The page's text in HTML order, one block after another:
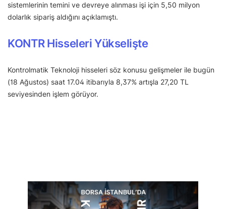
sistemlerinin temini ve devreye alınması işi için 5,50 milyon
dolarlık sipariş aldığını açıklamıştı.
KONTR Hisseleri Yükselişte
Kontrolmatik Teknoloji hisseleri söz konusu gelişmeler ile bugün
(18 Ağustos) saat 17.04 itibarıyla 8,37% artışla 27,20 TL
seviyesinden işlem görüyor.